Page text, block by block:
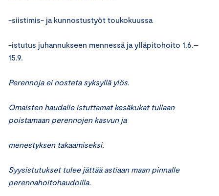
-siistimis- ja kunnostustyöt toukokuussa
-istutus juhannukseen mennessä ja ylläpitohoito 1.6.–
15.9.
Perennoja ei nosteta syksyllä ylös.
Omaisten haudalle istuttamat kesäkukat tullaan
poistamaan perennojen kasvun ja
menestyksen takaamiseksi.
Syysistutukset tulee jättää astiaan maan pinnalle
perennahoitohaudoilla.